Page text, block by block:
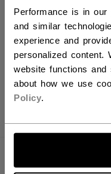
Performance is in
and similar
experience and
personalized content.
website functions
about how we use
Policy.
Politique de